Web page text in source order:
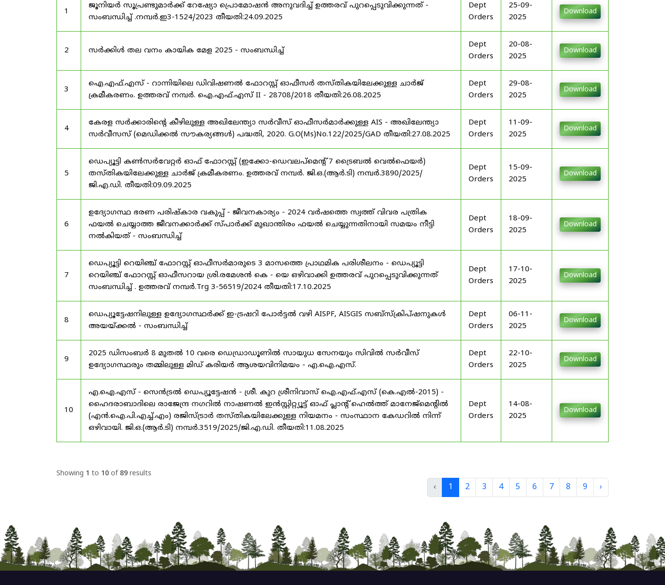
1
ജൂനിയർ സൂപ്രണ്ടുമാർക്ക് റേഷ്യോ പ്രൊമോഷൻ അനുവദിച്ച് ഉത്തരവ് പുറപ്പെടുവിക്കുന്നത് -
സംബന്ധിച്ച് .നമ്പർ.ഇ3-1524/2023 തീയതി:24.09.2025
Dept
Orders
25-09-
2025
Download
2 സർക്കിൾ തല വനം കായിക മേള 2025 - സംബന്ധിച്ച്
Dept
Orders
20-08-
2025
Download
3
ഐ.എഫ്.എസ് - റാന്നിയിലെ ഡിവിഷണൽ ഫോറസ്റ്റ് ഓഫീസർ തസ്തികയിലേക്കുള്ള ചാർജ്
ക്രമീകരണം. ഉത്തരവ് നമ്പർ. ഐ.എഫ്.എസ് II - 28708/2018 തീയതി:26.08.2025
Dept
Orders
29-08-
2025
Download
4
കേരള സർക്കാരിന്റെ കീഴിലുള്ള അഖിലേന്ത്യാ സർവീസ് ഓഫീസർമാർക്കുള്ള AIS - അഖിലേന്ത്യാ
സർവീസസ് (മെഡിക്കൽ സൗകര്യങ്ങൾ) പദ്ധതി, 2020. G.O(Ms)No.122/2025/GAD തീയതി:27.08.2025
Dept
Orders
11-09-
2025
Download
5
ഡെപ്യൂട്ടി കൺസർവേറ്റർ ഓഫ് ഫോറസ്റ്റ് (ഇക്കോ-ഡെവലപ്മെന്റ് 7 ട്രൈബൽ വെൽഫെയർ)
തസ്തികയിലേക്കുള്ള ചാർജ് ക്രമീകരണം. ഉത്തരവ് നമ്പർ. ജി.ഒ.(ആർ.ടി) നമ്പർ.3890/2025/
ജി.എ.ഡി. തീയതി:09.09.2025
Dept
Orders
15-09-
2025
Download
6
ഉദ്യോഗസ്ഥ ഭരണ പരിഷ്കാര വകുപ്പ് - ജീവനകാര്യം - 2024 വർഷത്തെ സ്വത്ത് വിവര പത്രിക
ഫയൽ ചെയ്യാത്ത ജീവനക്കാർക്ക് സ്പാർക്ക് മുഖാന്തിരം ഫയൽ ചെയ്യുന്നതിനായി സമയം നീട്ടി
നൽകിയത് - സംബന്ധിച്ച്
Dept
Orders
18-09-
2025
Download
7
ഡെപ്യൂട്ടി റെയിഞ്ച് ഫോറസ്റ്റ് ഓഫീസർമാരുടെ 3 മാസത്തെ പ്രാഥമിക പരിശീലനം - ഡെപ്യൂട്ടി
റെയിഞ്ച് ഫോറസ്റ്റ് ഓഫീസറായ ശ്രി.രമേശൻ കെ - യെ ഒഴിവാക്കി ഉത്തരവ് പുറപ്പെടുവിക്കുന്നത്
സംബന്ധിച്ച് . ഉത്തരവ് നമ്പർ.Trg 3-56519/2024 തീയതി:17.10.2025
Dept
Orders
17-10-
2025
Download
8
ഡെപ്യൂട്ടേഷനിലുള്ള ഉദ്യോഗസ്ഥർക്ക് ഇ-ട്രഷറി പോർട്ടൽ വഴി AISPF, AISGIS സബ്‌സ്‌ക്രിപ്‌ഷനുകൾ
അയയ്ക്കൽ - സംബന്ധിച്ച്
Dept
Orders
06-11-
2025
Download
9
2025 ഡിസംബർ 8 മുതൽ 10 വരെ ഡെഡ്രാഡൂണിൽ സായുധ സേനയും സിവിൽ സർവീസ്
ഉദ്യോഗസ്ഥരും തമ്മിലുള്ള മിഡ് കരിയർ ആശയവിനിമയം - എ.ഐ.എസ്.
Dept
Orders
22-10-
2025
Download
10
എ.ഐ.എസ് - സെൻട്രൽ ഡെപ്യൂട്ടേഷൻ - ശ്രീ. കുറ ശ്രീനിവാസ് ഐ.എഫ്.എസ് (കെ.എൽ-2015) -
ഹൈദരാബാദിലെ രാജേന്ദ്ര നഗറിൽ നാഷണൽ ഇൻസ്റ്റിറ്റ്യൂട്ട് ഓഫ് പ്ലാന്റ് ഹെൽത്ത് മാനേജ്‌മെന്റിൽ
(എൻ.ഐ.പി.എച്ച്.എം) രജിസ്ട്രാർ തസ്തികയിലേക്കുള്ള നിയമനം - സംസ്ഥാന കേഡറിൽ നിന്ന്
ഒഴിവായി. ജി.ഒ.(ആർ.ടി) നമ്പർ.3519/2025/ജി.എ.ഡി. തീയതി:11.08.2025
Dept
Orders
14-08-
2025
Download
Showing 1 to 10 of 89 results
‹ 1 2 3 4 5 6 7 8 9 ›